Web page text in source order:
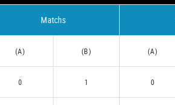
Matchs
(A) (B) (A)
0 1 0